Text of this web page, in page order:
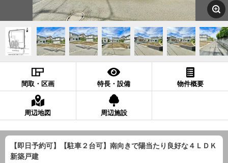
間取・区画 特長・設備 物件概要
周辺地図 周辺施設
【即日予約可】【駐車２台可】南向きで陽当たり良好な４ＬＤＫ
新築戸建